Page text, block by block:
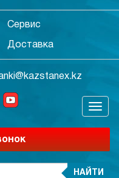
Сервис
Доставка
НАЙТИ